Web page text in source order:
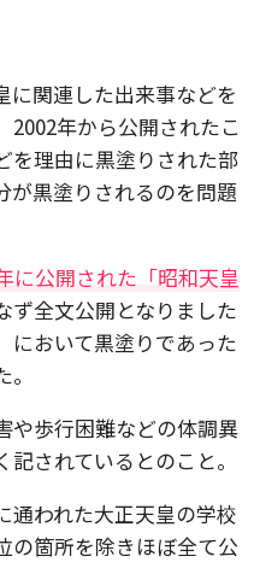
に関連した出来事などを
2002年から公開されたこ
を理由に黒塗りされた部
が黒塗りされるのを問題
に公開された「昭和天皇
ず全文公開となりました
において黒塗りであった
や歩行困難などの体調異
されているとのこと。
通われた大正天皇の学校
の箇所を除きほぼ全て公